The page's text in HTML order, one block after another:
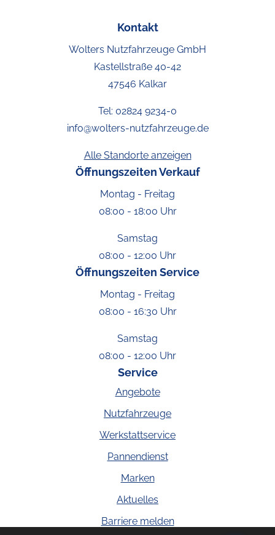
Kontakt
Wolters Nutzfahrzeuge GmbH
Kastellstraße 40-42
47546 Kalkar
Tel: 02824 9234-0
info@wolters-nutzfahrzeuge.de
Alle Standorte anzeigen
Öffnungszeiten Verkauf
Montag - Freitag
08:00 - 18:00 Uhr
Samstag
08:00 - 12:00 Uhr
Öffnungszeiten Service
Montag - Freitag
08:00 - 16:30 Uhr
Samstag
08:00 - 12:00 Uhr
Service
Angebote
Nutzfahrzeuge
Werkstattservice
Pannendienst
Marken
Aktuelles
Barriere melden